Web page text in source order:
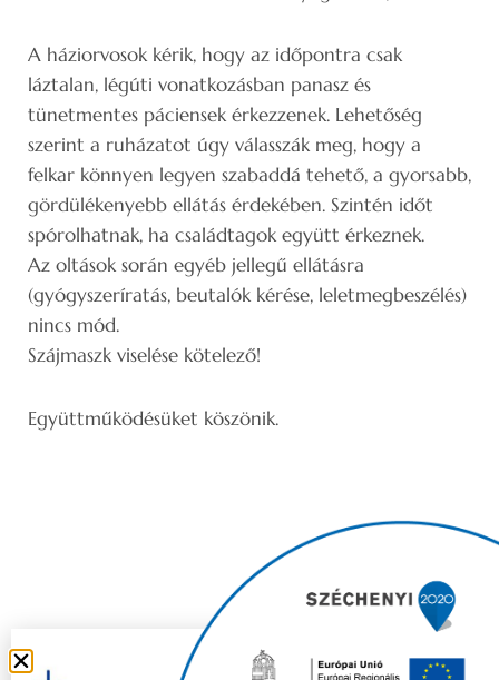
A háziorvosok kérik, hogy az időpontra csak
láztalan, légúti vonatkozásban panasz és
tünetmentes páciensek érkezzenek. Lehetőség
szerint a ruházatot úgy válasszák meg, hogy a
felkar könnyen legyen szabaddá tehető, a gyorsabb,
gördülékenyebb ellátás érdekében. Szintén időt
spórolhatnak, ha családtagok együtt érkeznek.
Az oltások során egyéb jellegű ellátásra
(gyógyszeríratás, beutalók kérése, leletmegbeszélés)
nincs mód.
Szájmaszk viselése kötelező!
Együttműködésüket köszönik.